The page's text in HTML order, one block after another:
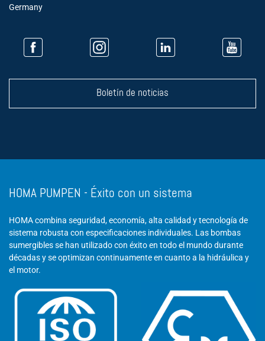
Germany
Boletín de noticias
HOMA PUMPEN - Éxito con un sistema
HOMA combina seguridad, economía, alta calidad y tecnología de
sistema robusta con especificaciones individuales. Las bombas
sumergibles se han utilizado con éxito en todo el mundo durante
décadas y se optimizan continuamente en cuanto a la hidráulica y
el motor.